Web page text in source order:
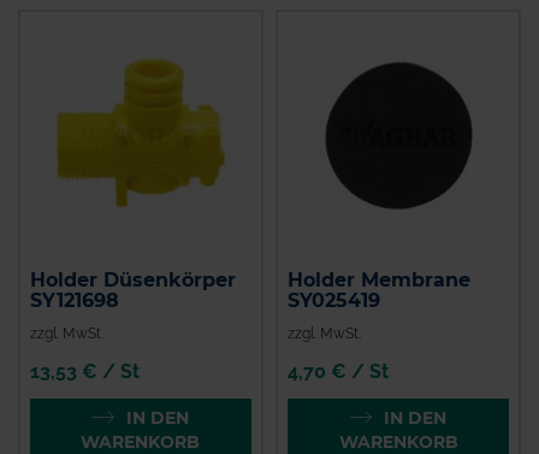
Holder Düsenkörper
SY121698
zzgl. MwSt.
13,53 € / St
IN DEN
WARENKORB
Holder Membrane
SY025419
zzgl. MwSt.
4,70 € / St
IN DEN
WARENKORB